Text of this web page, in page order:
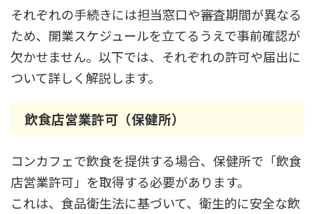
それぞれの手続きには担当窓口や審査期間が異なる
ため、開業スケジュールを立てるうえで事前確認が
欠かせません。以下では、それぞれの許可や届出に
ついて詳しく解説します。
飲食店営業許可（保健所）
コンカフェで飲食を提供する場合、保健所で「飲食
店営業許可」を取得する必要があります。
これは、食品衛生法に基づいて、衛生的に安全な飲